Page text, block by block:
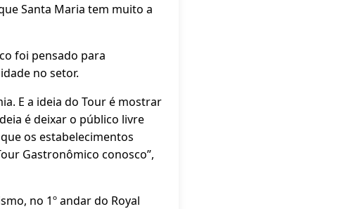
Santa Maria tem muito a
foi pensado para
no setor.
E a ideia do Tour é mostrar
é deixar o público livre
os estabelecimentos
Gastronômico conosco”,
no 1º andar do Royal